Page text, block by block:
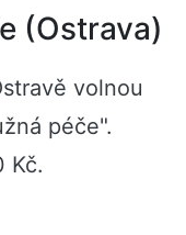
(Ostrava)
volnou
péče".
Kč.